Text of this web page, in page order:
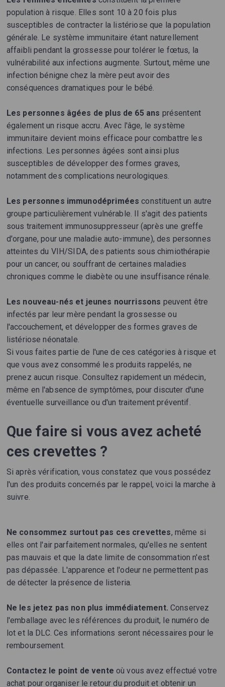
population à risque. Elles sont 10 à 20 fois plus
susceptibles de contracter la listériose que la population
générale. Le système immunitaire étant naturellement
affaibli pendant la grossesse pour tolérer le fœtus, la
vulnérabilité aux infections augmente. Surtout, même une
infection bénigne chez la mère peut avoir des
conséquences dramatiques pour le bébé.
Les personnes âgées de plus de 65 ans présentent
également un risque accru. Avec l'âge, le système
immunitaire devient moins efficace pour combattre les
infections. Les personnes âgées sont ainsi plus
susceptibles de développer des formes graves,
notamment des complications neurologiques.
Les personnes immunodéprimées constituent un autre
groupe particulièrement vulnérable. Il s'agit des patients
sous traitement immunosuppresseur (après une greffe
d'organe, pour une maladie auto-immune), des personnes
atteintes du VIH/SIDA, des patients sous chimiothérapie
pour un cancer, ou souffrant de certaines maladies
chroniques comme le diabète ou une insuffisance rénale.
Les nouveau-nés et jeunes nourrissons peuvent être
infectés par leur mère pendant la grossesse ou
l'accouchement, et développer des formes graves de
listériose néonatale.
Si vous faites partie de l'une de ces catégories à risque et
que vous avez consommé les produits rappelés, ne
prenez aucun risque. Consultez rapidement un médecin,
même en l'absence de symptômes, pour discuter d'une
éventuelle surveillance ou d'un traitement préventif.
Que faire si vous avez acheté
ces crevettes ?
Si après vérification, vous constatez que vous possédez
l'un des produits concernés par le rappel, voici la marche à
suivre.
Ne consommez surtout pas ces crevettes, même si
elles ont l'air parfaitement normales, qu'elles ne sentent
pas mauvais et que la date limite de consommation n'est
pas dépassée. L'apparence et l'odeur ne permettent pas
de détecter la présence de listeria.
Ne les jetez pas non plus immédiatement. Conservez
l'emballage avec les références du produit, le numéro de
lot et la DLC. Ces informations seront nécessaires pour le
remboursement.
Contactez le point de vente où vous avez effectué votre
achat pour organiser le retour du produit et obtenir un